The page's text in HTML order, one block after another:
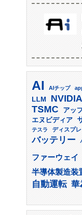
AI AIチップ
LLM NVIDIA
TSMC アッ
エヌビディア
テスラ
ディスプ
バッテリー
ファーウェイ
半導体製造装
自動運転 華